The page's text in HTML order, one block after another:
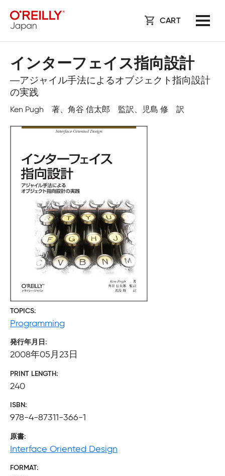
CART
インターフェイス指向設計
―アジャイル手法によるオブジェクト指向設計
の実践
Ken Pugh 著、角谷 信太郎 監訳、児島 修 訳
TOPICS
Programming
発行年月日
2008年05月23日
PRINT LENGTH
240
ISBN
978-4-87311-366-1
原書
Interface Oriented Design
FORMAT